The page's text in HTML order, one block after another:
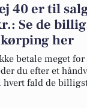
40 er til
Se de
her
betale meget
du efter et
hvert fald de